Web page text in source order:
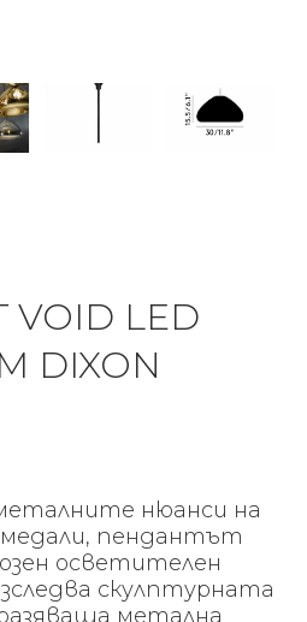
LED
DIXON
нюанси на
пендантът
осветителен
скулптурната
метална